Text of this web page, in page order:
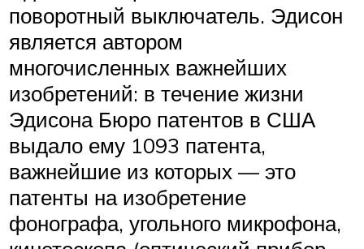
поворотный выключатель. Эдисон
является автором
многочисленных важнейших
изобретений: в течение жизни
Эдисона Бюро патентов в США
выдало ему 1093 патента,
важнейшие из которых — это
патенты на изобретение
фонографа, угольного микрофона,